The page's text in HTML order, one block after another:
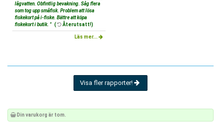
lågvatten. Obfintlig bevakning. Såg flera
som tog upp småfisk. Problem att lösa
fiskekort på i-fiske. Bättre att köpa
fiskekort i butik. " ( Återutsatt!)
Läs mer...
Visa fler rapporter!
Din varukorg är tom.